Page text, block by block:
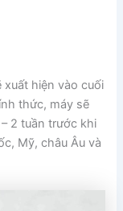
xuất hiện vào cuối
thức, máy sẽ
2 tuần trước khi
Mỹ, châu Âu và